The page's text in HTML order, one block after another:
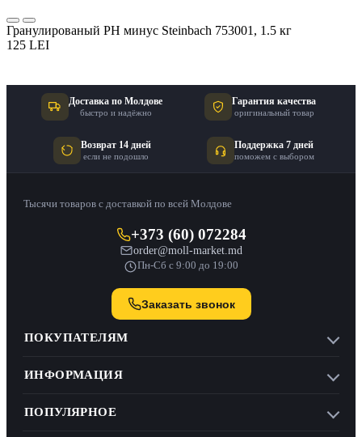
Гранулированый PH минус Steinbach 753001, 1.5 кг
125 LEI
Доставка по Молдове
быстро и надёжно
Гарантия качества
оригинальный товар
Возврат 14 дней
если не подошло
Поддержка 7 дней
поможем с выбором
Тысячи товаров с доставкой по всей Молдове
+373 (60) 072284
order@moll-market.md
Пн-Сб с 9:00 до 19:00
Заказать звонок
ПОКУПАТЕЛЯМ
ИНФОРМАЦИЯ
ПОПУЛЯРНОЕ